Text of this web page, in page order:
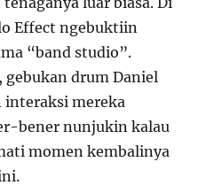
Effect ngebuktiin
“band studio”.
gebukan drum Daniel
interaksi mereka
bener nunjukin kalau
momen kembalinya